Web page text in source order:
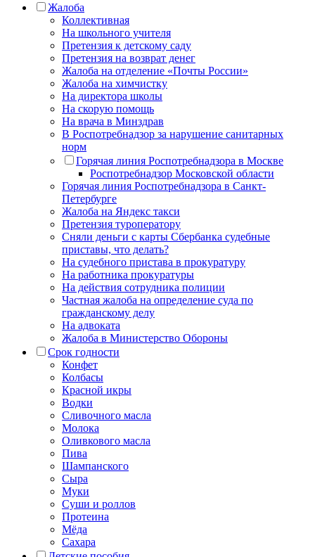
Жалоба
Коллективная
На школьного учителя
Претензия к детскому саду
Претензия на возврат денег
Жалоба на отделение «Почты России»
Жалоба на химчистку
На директора школы
На скорую помощь
На врача в Минздрав
В Роспотребнадзор за нарушение санитарных
норм
Горячая линия Роспотребнадзора в Москве
Роспотребнадзор Московской области
Горячая линия Роспотребнадзора в Санкт-
Петербурге
Жалоба на Яндекс такси
Претензия туроператору
Сняли деньги с карты Сбербанка судебные
приставы, что делать?
На судебного пристава в прокуратуру
На работника прокуратуры
На действия сотрудника полиции
Частная жалоба на определение суда по
гражданскому делу
На адвоката
Жалоба в Министерство Обороны
Срок годности
Конфет
Колбасы
Красной икры
Водки
Сливочного масла
Молока
Оливкового масла
Пива
Шампанского
Сыра
Муки
Суши и роллов
Протеина
Мёда
Сахара